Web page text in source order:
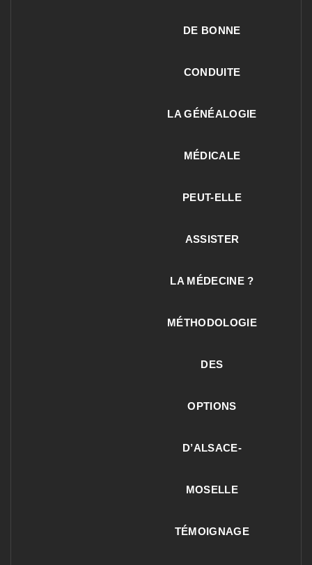
DE BONNE
CONDUITE
LA GÉNÉALOGIE
MÉDICALE
PEUT-ELLE
ASSISTER
LA MÉDECINE ?
MÉTHODOLOGIE
DES
OPTIONS
D’ALSACE-
MOSELLE
TÉMOIGNAGE